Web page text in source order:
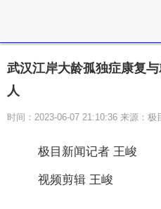
武汉江岸大龄孤独症康复
人
时间：2023-06-07 21:10:36 来源：极
极目新闻记者 王峻
视频剪辑 王峻